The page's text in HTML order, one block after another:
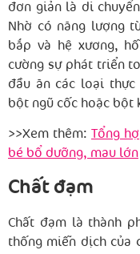
đơn giản là di
Nhờ có năng lượng
bắp và hệ xương,
cường sự phát triển
đầu ăn các loại
bột ngũ cốc hoặc bột
>>Xem thêm: Tổng
bé bổ dưỡng, mau lớn
Chất đạm
Chất đạm là thành
thống miễn dịch của